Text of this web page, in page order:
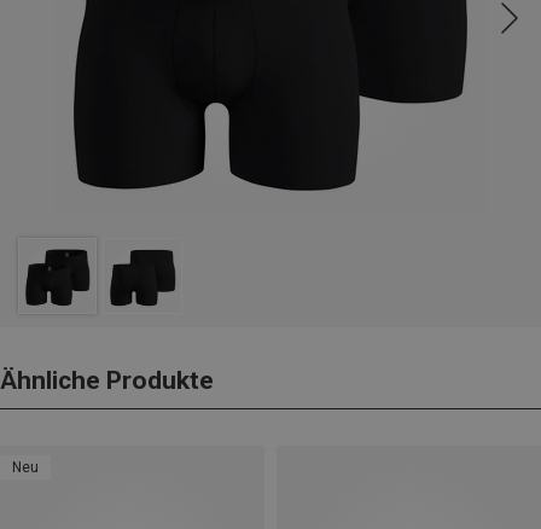
Ähnliche Produkte
Neu